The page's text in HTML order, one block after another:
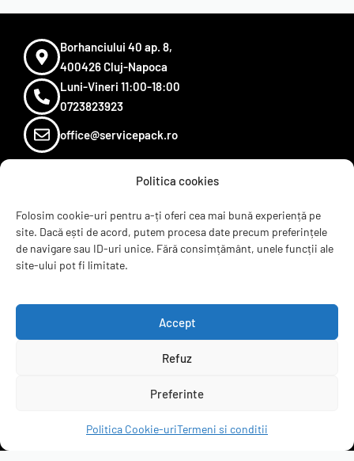
Politica cookies
Folosim cookie-uri pentru a-ți oferi cea mai bună experiență pe
site. Dacă ești de acord, putem procesa date precum preferințele
de navigare sau ID-uri unice. Fără consimțământ, unele funcții ale
site-ului pot fi limitate.
Accept
Refuz
Preferinte
Politica Cookie-uriTermeni si conditii
Borhanciului 40 ap. 8,
400426 Cluj-Napoca
Luni-Vineri 11:00-18:00
0723823923
office@servicepack.ro
Termeni si conditii
Recenzii
Contact